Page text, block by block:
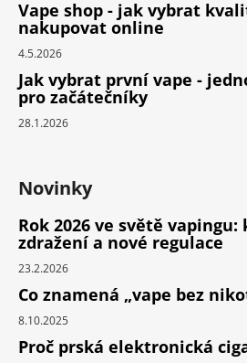
Vape shop - jak vybrat
nakupovat online
4.5.2026
Jak vybrat první vape -
pro začátečníky
28.1.2026
Novinky
Rok 2026 ve světě
zdražení a nové regulace
23.2.2026
Co znamená „vape bez
8.10.2025
Proč prská elektronická